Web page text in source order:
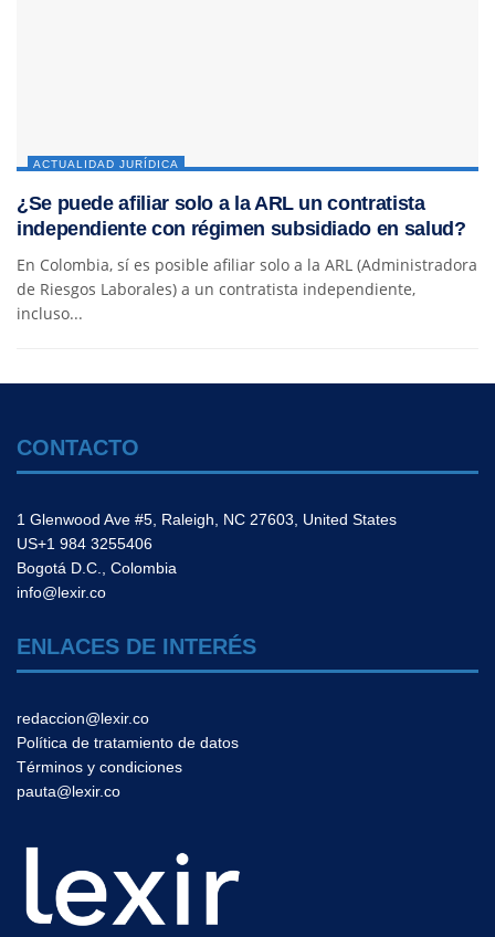
ACTUALIDAD JURÍDICA
¿Se puede afiliar solo a la ARL un contratista
independiente con régimen subsidiado en salud?
En Colombia, sí es posible afiliar solo a la ARL (Administradora
de Riesgos Laborales) a un contratista independiente,
incluso...
CONTACTO
1 Glenwood Ave #5, Raleigh, NC 27603, United States
US+1 984 3255406
Bogotá D.C., Colombia
info@lexir.co
ENLACES DE INTERÉS
redaccion@lexir.co
Política de tratamiento de datos
Términos y condiciones
pauta@lexir.co